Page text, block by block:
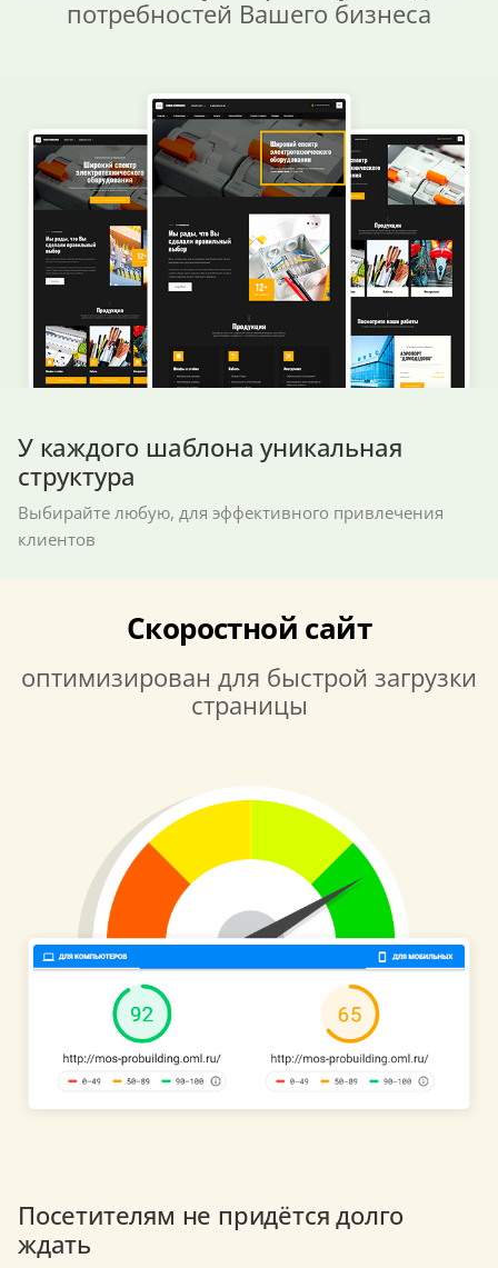
потребностей Вашего бизнеса
У каждого шаблона уникальная
структура
Выбирайте любую, для эффективного привлечения
клиентов
Скоростной сайт
оптимизирован для быстрой загрузки
страницы
Посетителям не придётся долго
ждать